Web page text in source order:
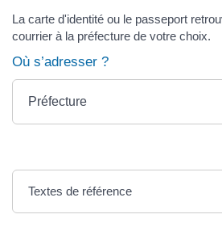
La carte d'identité ou le passeport
courrier à la préfecture de votre choix.
Où s’adresser ?
Préfecture
Textes de référence